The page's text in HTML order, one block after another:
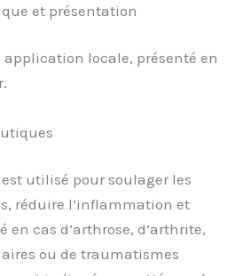
et présentation
locale, présenté en
est utilisé pour soulager les
réduire l’inflammation et
cas d’arthrose, d’arthrite,
ou de traumatismes